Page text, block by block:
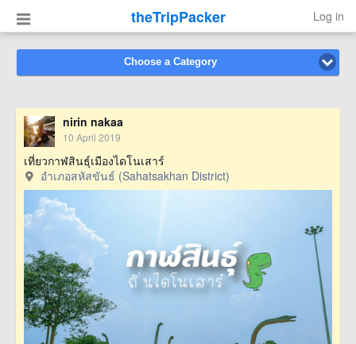
theTripPacker Log in
Choose a Category
nirin nakaa
10 April 2019
เที่ยวกาฬสินธุ์เมืองไดโนเสาร์
อำเภอสหัสขันธ์ (Sahatsakhan District)